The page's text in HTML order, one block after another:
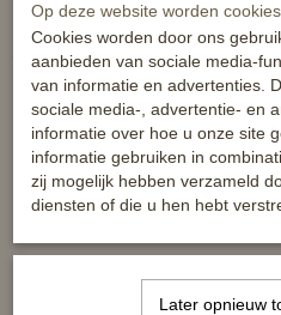
Ook interessant
Op deze website worden
Cookies worden door ons
aanbieden van sociale media-
van informatie en advertenties.
sociale media-, advertentie- en
informatie over hoe u onze site
informatie gebruiken in
zij mogelijk hebben verzameld
diensten of die u hen hebt
Later opnieuw